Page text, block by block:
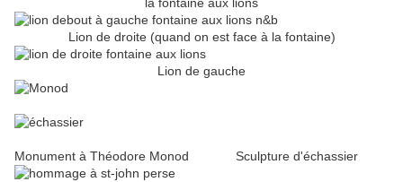
Lion de droite (quand on est face à la fontaine)
Lion de gauche
Monument à Théodore Monod Sculpture d'échassier